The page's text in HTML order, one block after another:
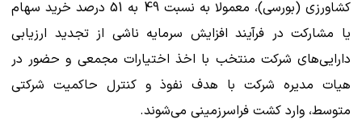
کشاورزی (بورسی)، معمولا به نسبت 49 به 51 درصد خرید سهام
یا مشارکت در فرآیند افزایش سرمایه ناشی از تجدید ارزیابی
دارایی‌های شرکت منتخب با اخذ اختیارات مجمعی و حضور در
هیات مدیره شرکت با هدف نفوذ و کنترل حاکمیت شرکتی
متوسط، وارد کشت فراسرزمینی می‌شوند.